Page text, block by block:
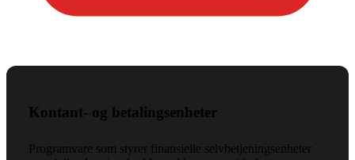
Kontant- og betalingsenheter
Programvare som styrer finansielle selvbetjeningsenheter